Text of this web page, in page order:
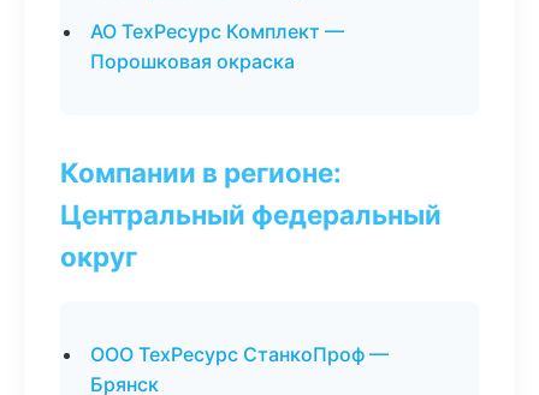
АО ТехРесурс Комплект —
Порошковая окраска
Компании в регионе:
Центральный федеральный
округ
ООО ТехРесурс СтанкоПроф —
Брянск